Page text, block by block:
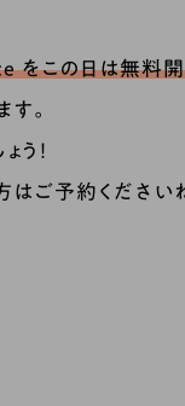
をこの日は無料開
。
う！
はご予約ください